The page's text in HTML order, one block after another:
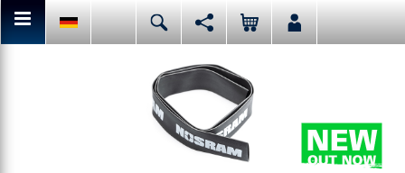
English Español
日本語
Hier kannst Du den aktuellen Seiteninhalt teilen bzw. liken.
Mail
Oder like LRP auf Facebook. Das haben vor Dir schon